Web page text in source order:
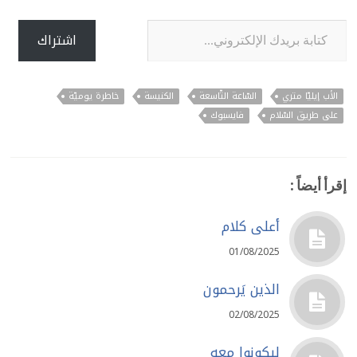
كتابة بريدك الإلكتروني...
اشتراك
الأب إيليّا متري السّاعة التّاسعة الكنيسة
خاطرة يوميّة
على طريق السّلام
فايسبوك
إقرأ أيضاً :
أعلى كلام
01/08/2025
الذين يَرحمون
02/08/2025